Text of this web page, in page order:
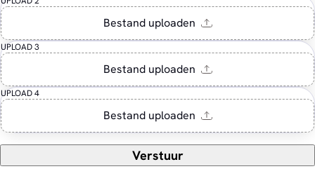
UPLOAD 3
UPLOAD 4
Verstuur